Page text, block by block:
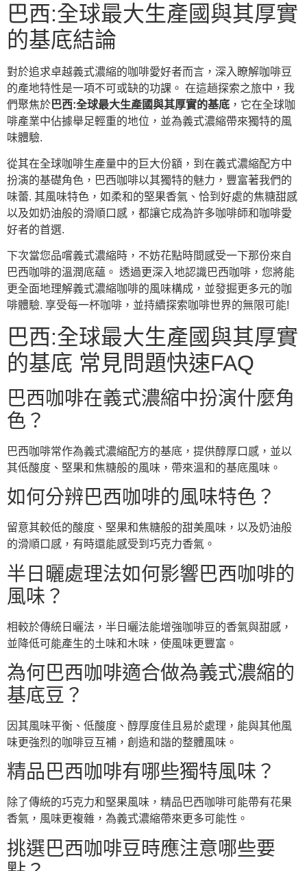
巴西:全球最大生產國與其厚實
的基底結論
對於追求卓越義式濃縮的咖啡愛好者而言，深入瞭解咖啡豆
的產地特性是一項不可或缺的功課。 在這趟探索之旅中，我
們聚焦於 巴西:全球最大生產國與其厚實的基底 ，它在全球咖
啡產業中佔據舉足輕重的地位，並為義式濃縮帶來獨特的風
味體驗.
從其在全球咖啡生產量中的巨大份額，到在義式濃縮配方中
扮演的基礎角色，巴西咖啡以其獨特的魅力，豐富著我們的
味蕾. 其風味特色，如柔和的堅果香氣、恰到好處的焦糖甜感
以及如奶油般的滑順口感，都讓它成為許多咖啡師和咖啡愛
好者的首選.
下次當您品嚐義式濃縮時，不妨花點時間感受一下那份來自
巴西咖啡的溫潤底蘊。 透過更深入地認識巴西咖啡，您將能
更全面地理解義式濃縮咖啡的風味構成，並發掘更多元的咖
啡體驗. 享受每一杯咖啡，並持續探索咖啡世界的無限可能!
巴西:全球最大生產國與其厚實
的基底 常見問題快速FAQ
巴西咖啡在義式濃縮中扮演什麼角
色？
巴西咖啡常作為義式濃縮配方的基底，提供醇厚口感，並以
其低酸度、堅果和焦糖般的風味，帶來溫和的基底風味。
如何分辨巴西咖啡的風味特色？
留意其較低的酸度、堅果和焦糖般的甜美風味，以及奶油般
的滑順口感，有時還能感受到巧克力香氣。
半日曬處理法如何影響巴西咖啡的
風味？
相較於傳統日曬法，半日曬法能增強咖啡豆的香氣與甜感，
並降低可能產生的土味和木味，使風味更豐富。
為何巴西咖啡適合做為義式濃縮的
基底豆？
因其風味平衡、低酸度、醇厚度佳且易於處理，能與其他風
味更強烈的咖啡豆互補，創造和諧的整體風味。
精品巴西咖啡有哪些獨特風味？
除了傳統的巧克力和堅果風味，精品巴西咖啡可能帶有花果
香氣，風味更複雜，為義式濃縮帶來更多可能性。
挑選巴西咖啡豆時應注意哪些要